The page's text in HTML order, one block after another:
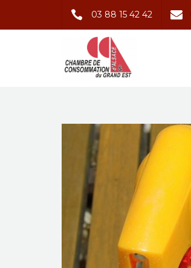
03 88 15 42 42